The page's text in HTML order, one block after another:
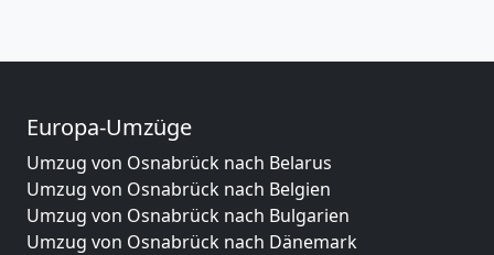
Europa-Umzüge
Umzug von Osnabrück nach Belarus
Umzug von Osnabrück nach Belgien
Umzug von Osnabrück nach Bulgarien
Umzug von Osnabrück nach Dänemark